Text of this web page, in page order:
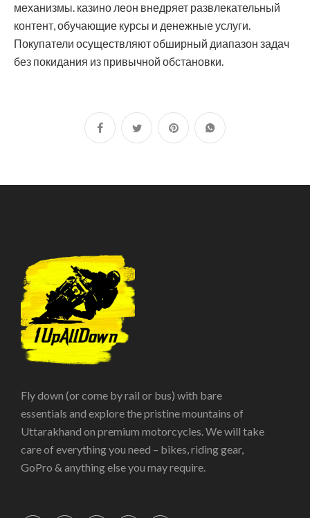
механизмы. казино леон внедряет развлекательный
контент, обучающие курсы и денежные услуги.
Покупатели осуществляют обширный диапазон задач
без покидания из привычной обстановки.
Fly down (or come by rail or bus) with bare
essentials and explore the pristine mountains of
Uttarakhand on premium motorcycles. We will take
care of everything you need – bikes, riding gear,
GoPro & anything else you may require.